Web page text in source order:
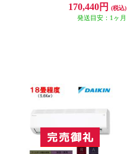
170,440円 (税込)
発送目安：1ヶ月